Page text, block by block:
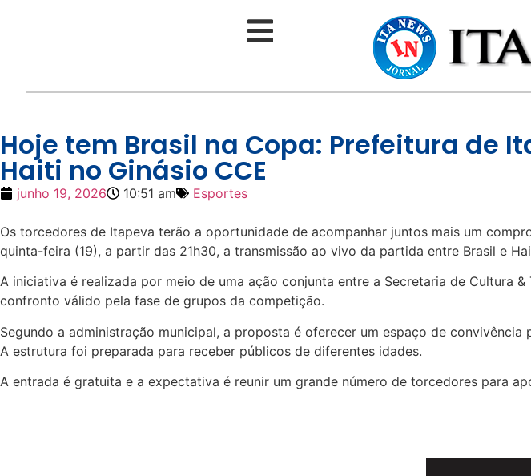
Hoje tem Brasil na Copa: Prefeitura de
Haiti no Ginásio CCE
junho 19, 2026 10:51 am Esportes
Os torcedores de Itapeva terão a oportunidade de acompanhar juntos mais um
quinta-feira (19), a partir das 21h30, a transmissão ao vivo da partida entre Brasil e
A iniciativa é realizada por meio de uma ação conjunta entre a Secretaria de Cultura
confronto válido pela fase de grupos da competição.
Segundo a administração municipal, a proposta é oferecer um espaço de
A estrutura foi preparada para receber públicos de diferentes idades.
A entrada é gratuita e a expectativa é reunir um grande número de torcedores para